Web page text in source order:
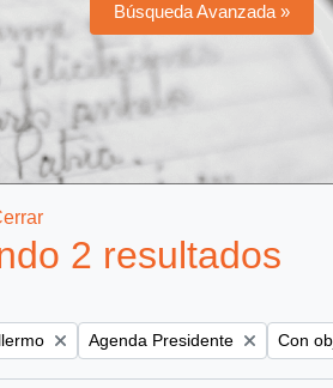
Búsqueda Avanzada »
2 resultados
Remove filter:
Agenda Presidente Con